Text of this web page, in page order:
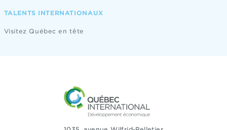
TALENTS INTERNATIONAUX
Visitez Québec en tête